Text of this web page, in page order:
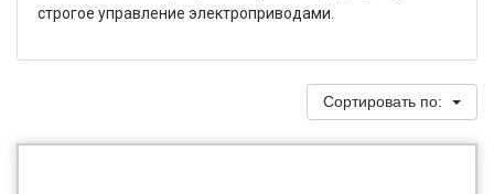
строгое управление электроприводами.
Сортировать по: